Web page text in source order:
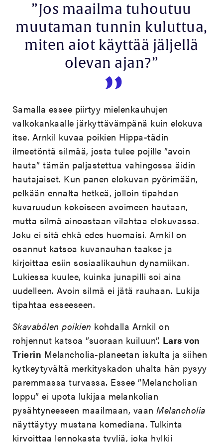
”Jos maailma tuhoutuu
muutaman tunnin kuluttua,
miten aiot käyttää jäljellä
olevan ajan?”
Samalla essee piirtyy mielenkauhujen
valkokankaalle järkyttävämpänä kuin elokuva
itse. Arnkil kuvaa poikien Hippa-tädin
ilmeetöntä silmää, josta tulee pojille ”avoin
hauta” tämän paljastettua vahingossa äidin
hautajaiset. Kun panen elokuvan pyörimään,
pelkään ennalta hetkeä, jolloin tipahdan
kuvaruudun kokoiseen avoimeen hautaan,
mutta silmä ainoastaan vilahtaa elokuvassa.
Joku ei sitä ehkä edes huomaisi. Arnkil on
osannut katsoa kuvanauhan taakse ja
kirjoittaa esiin sosiaalikauhun dynamiikan.
Lukiessa kuulee, kuinka junapilli soi aina
uudelleen. Avoin silmä ei jätä rauhaan. Lukija
tipahtaa esseeseen.
Skavabölen poikien kohdalla Arnkil on
rohjennut katsoa ”suoraan kuiluun”. Lars von
Trierin Melancholia-planeetan iskulta ja siihen
kytkeytyvältä merkityskadon uhalta hän pysyy
paremmassa turvassa. Essee ”Melancholian
loppu” ei upota lukijaa melankolian
pysähtyneeseen maailmaan, vaanMelancholia
näyttäytyy mustana komediana. Tulkinta
kirvoittaa lennokasta tyyliä, joka hylkii